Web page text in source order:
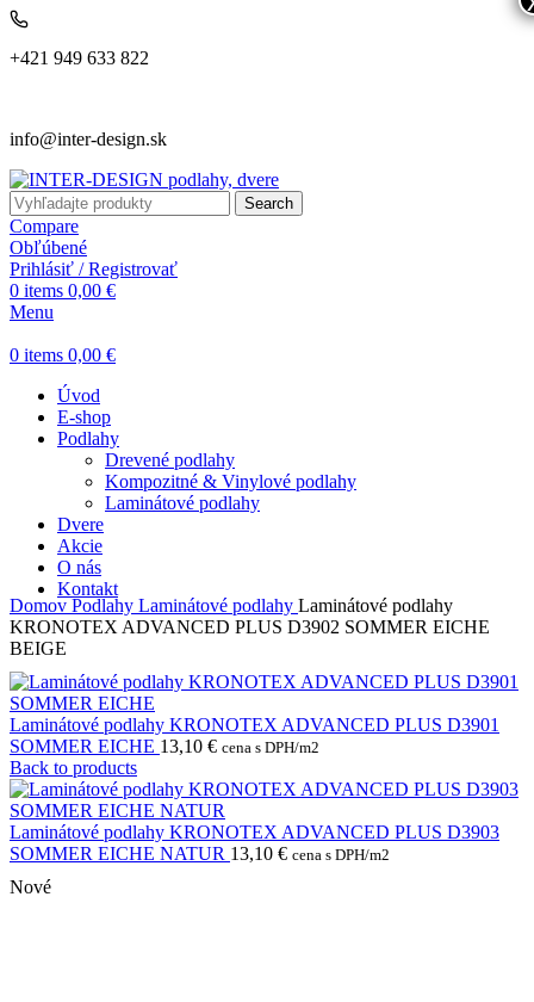
+421 949 633 822
info@inter-design.sk
Search
Compare
Obľúbené
Prihlásiť / Registrovať
0 items 0,00 €
Menu
0 items 0,00 €
Úvod
E-shop
Podlahy
Drevené podlahy
Kompozitné & Vinylové podlahy
Laminátové podlahy
Dvere
Akcie
O nás
Kontakt
Domov Podlahy Laminátové podlahy Laminátové podlahy
KRONOTEX ADVANCED PLUS D3902 SOMMER EICHE
BEIGE
Laminátové podlahy KRONOTEX ADVANCED PLUS D3901
SOMMER EICHE 13,10 € cena s DPH/m2
Back to products
Laminátové podlahy KRONOTEX ADVANCED PLUS D3903
SOMMER EICHE NATUR 13,10 € cena s DPH/m2
Nové